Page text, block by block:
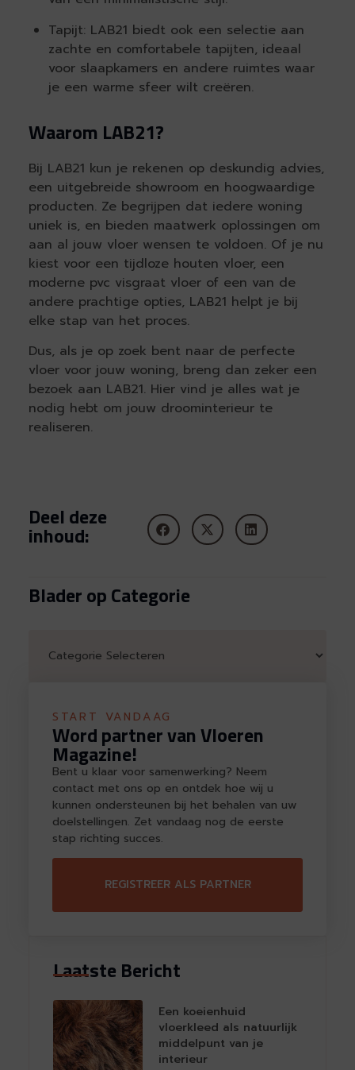
Tapijt: LAB21 biedt ook een selectie aan
zachte en comfortabele tapijten, ideaal
voor slaapkamers en andere ruimtes waar
je een warme sfeer wilt creëren.
Waarom LAB21?
Bij LAB21 kun je rekenen op deskundig advies,
een uitgebreide showroom en hoogwaardige
producten. Ze begrijpen dat iedere woning
uniek is, en bieden maatwerk oplossingen om
aan al jouw vloer wensen te voldoen. Of je nu
kiest voor een tijdloze houten vloer, een
moderne pvc visgraat vloer of een van de
andere prachtige opties, LAB21 helpt je bij
elke stap van het proces.
Dus, als je op zoek bent naar de perfecte
vloer voor jouw woning, breng dan zeker een
bezoek aan LAB21. Hier vind je alles wat je
nodig hebt om jouw droominterieur te
realiseren.
Deel deze
inhoud:
Blader op Categorie
Laatste Bericht
Een koeienhuid
vloerkleed als natuurlijk
middelpunt van je
interieur
START VANDAAG
Word partner van Vloeren
Magazine!
Bent u klaar voor samenwerking? Neem
contact met ons op en ontdek hoe wij u
kunnen ondersteunen bij het behalen van uw
doelstellingen. Zet vandaag nog de eerste
stap richting succes.
REGISTREER ALS PARTNER